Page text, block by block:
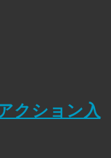
クション入